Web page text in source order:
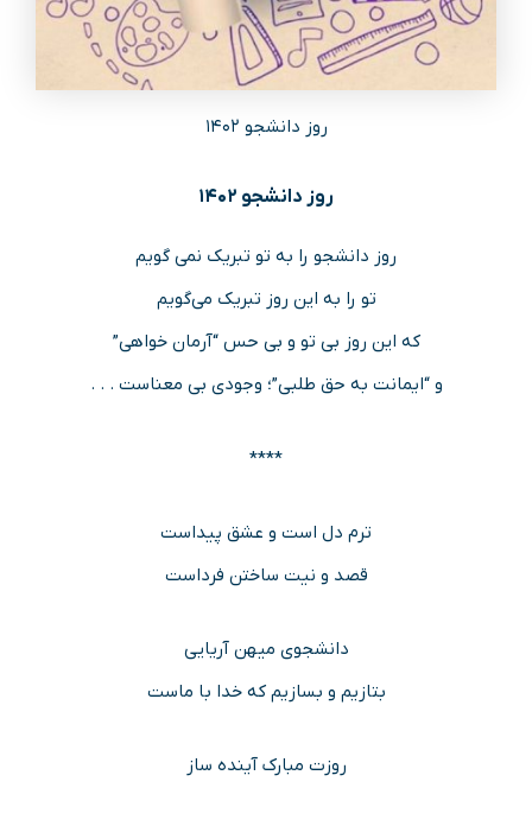
روز دانشجو ۱۴۰۲
روز دانشجو ۱۴۰۲
روز دانشجو را به تو تبریک نمی گویم
تو را به این روز تبریک می‌گویم
که این روز بی تو و بی حس “آرمان خواهی”
و “ایمانت به حق طلبی”؛ وجودی بی معناست . . .
****
ترم دل است و عشق پیداست
قصد و نیت ساختن فرداست
دانشجوی میهن آریایی
بتازیم و بسازیم که خدا با ماست
روزت مبارک آینده ساز